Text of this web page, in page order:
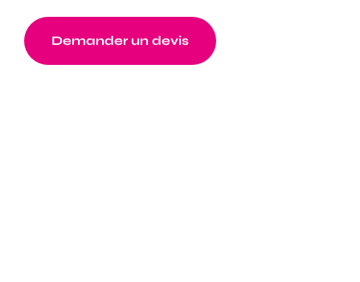
Demander un devis